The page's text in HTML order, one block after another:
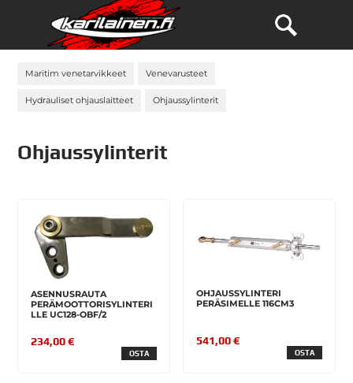
Maritim venetarvikkeet Venevarusteet
Hydrauliset ohjauslaitteet Ohjaussylinterit
Ohjaussylinterit
ASENNUSRAUTA
PERÄMOOTTORISYLINTERI
LLE UC128-OBF/2
234,00 €
OSTA
OHJAUSSYLINTERI
PERÄSIMELLE 116CM3
541,00 €
OSTA